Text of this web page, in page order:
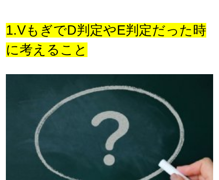
1.VもぎでD判定やE判定だった時
に考えること